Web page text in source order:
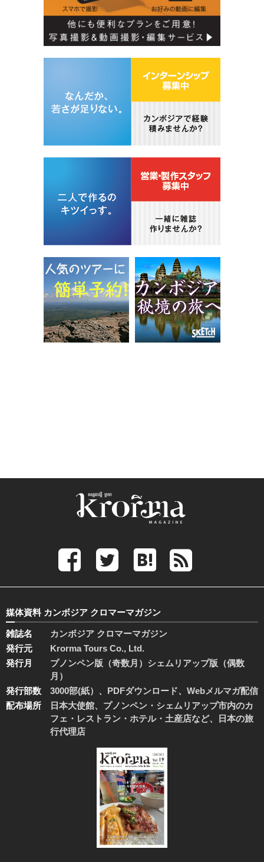
媒体資料 カンボジア クロマーマガジン
雑誌名
カンボジア クロマーマガジン
発行元
Krorma Tours Co., Ltd.
発行月
プノンペン版（奇数月）シェムリアップ版（偶数
月）
発行部数
3000部(紙）、PDFダウンロード、Webメルマガ配信
配布場所
日本大使館、プノンペン・シェムリアップ市内のカ
フェ・レストラン・ホテル・土産店など、日本の旅
行代理店